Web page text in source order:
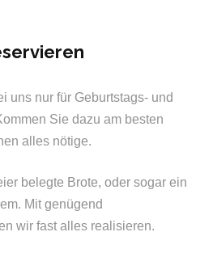
uns nur für Geburtstags- und
Sie dazu am besten
alles nötige.
belegte Brote, oder sogar ein
Mit genügend
wir fast alles realisieren.